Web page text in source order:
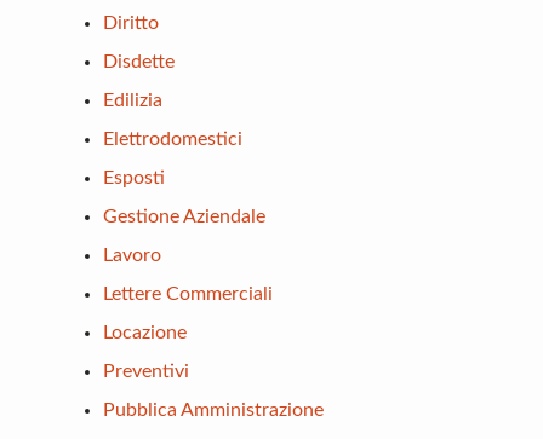
Diritto
Disdette
Edilizia
Elettrodomestici
Esposti
Gestione Aziendale
Lavoro
Lettere Commerciali
Locazione
Preventivi
Pubblica Amministrazione